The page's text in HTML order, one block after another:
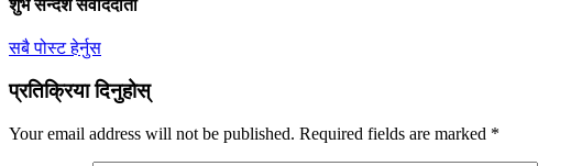
शुभ सन्देश संवाददाता
सबै पोस्ट हेर्नुस
प्रतिक्रिया दिनुहोस्
Your email address will not be published. Required fields are marked *